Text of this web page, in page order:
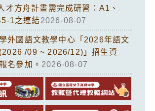
才方舟計畫需完成研習：A1、
1之連結2026-08-07
外國語文教學中心「2026年語文
/09 ~ 2026/12)」招生資
名參加。 2026-08-07